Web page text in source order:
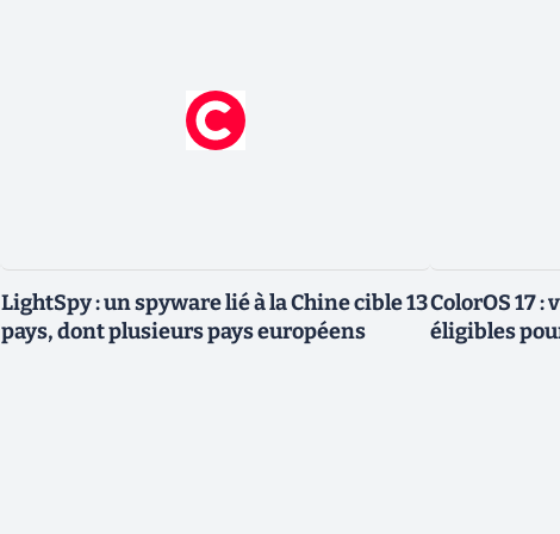
LightSpy : un spyware lié à la Chine cible 13
pays, dont plusieurs pays européens
ColorOS 17
éligibles